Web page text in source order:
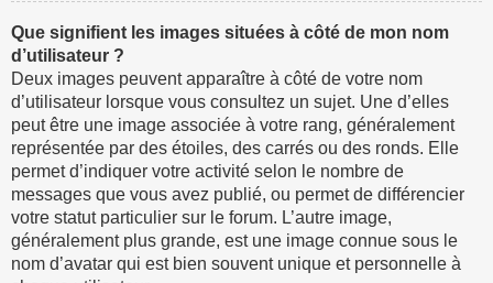
Que signifient les images situées à côté de mon nom
d’utilisateur ?
Deux images peuvent apparaître à côté de votre nom
d’utilisateur lorsque vous consultez un sujet. Une d’elles
peut être une image associée à votre rang, généralement
représentée par des étoiles, des carrés ou des ronds. Elle
permet d’indiquer votre activité selon le nombre de
messages que vous avez publié, ou permet de différencier
votre statut particulier sur le forum. L’autre image,
généralement plus grande, est une image connue sous le
nom d’avatar qui est bien souvent unique et personnelle à